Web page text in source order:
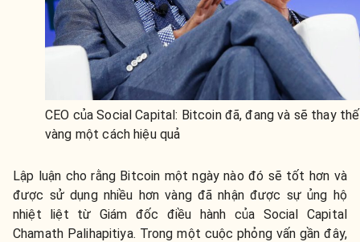
CEO của Social Capital: Bitcoin đã, đang và sẽ thay thế
vàng một cách hiệu quả
Lập luận cho rằng Bitcoin một ngày nào đó sẽ tốt hơn và
được sử dụng nhiều hơn vàng đã nhận được sự ủng hộ
nhiệt liệt từ Giám đốc điều hành của Social Capital
Chamath Palihapitiya. Trong một cuộc phỏng vấn gần đây,